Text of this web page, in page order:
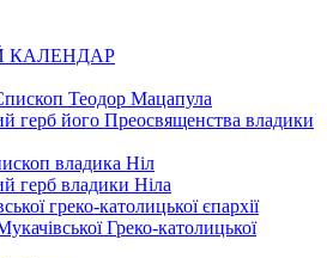
КАЛЕНДАР
Теодор Мацапула
герб його Преосвященства владики
владика Ніл
герб владики Ніла
греко-католицької єпархії
Греко-католицької